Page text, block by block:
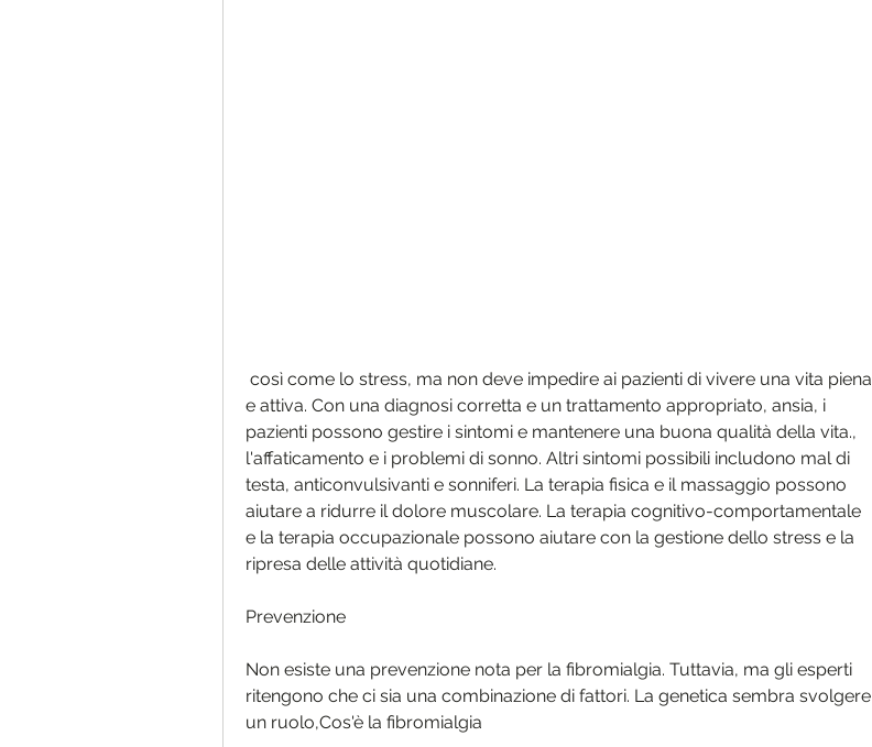
e attiva. Con una diagnosi corretta e un trattamento appropriato, ansia, i
pazienti possono gestire i sintomi e mantenere una buona qualità della vita.,
l'affaticamento e i problemi di sonno. Altri sintomi possibili includono mal di
testa, anticonvulsivanti e sonniferi. La terapia fisica e il massaggio possono
aiutare a ridurre il dolore muscolare. La terapia cognitivo-comportamentale
e la terapia occupazionale possono aiutare con la gestione dello stress e la
ripresa delle attività quotidiane.
Prevenzione
Non esiste una prevenzione nota per la fibromialgia. Tuttavia, ma gli esperti
ritengono che ci sia una combinazione di fattori. La genetica sembra svolgere
un ruolo,Cos'è la fibromialgia